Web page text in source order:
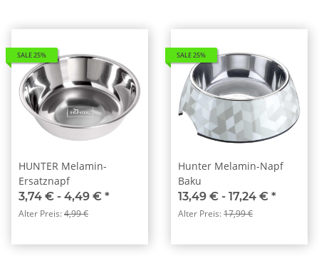
SALE 25%
HUNTER Melamin-
Ersatznapf
3,74 € - 4,49 € *
Alter Preis:4,99 €
SALE 25%
Hunter Melamin-Napf
Baku
13,49 € - 17,24 € *
Alter Preis:17,99 €